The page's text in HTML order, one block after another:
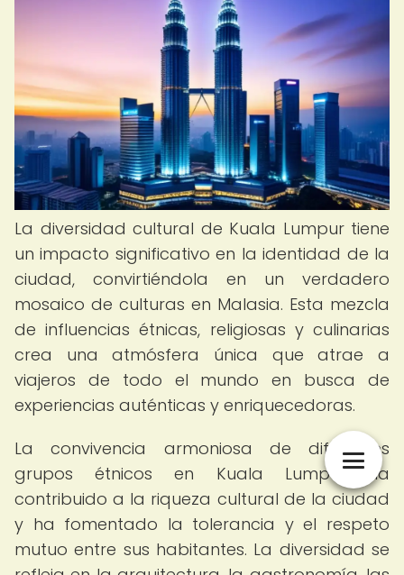
La diversidad cultural de Kuala Lumpur tiene
un impacto significativo en la identidad de la
ciudad, convirtiéndola en un verdadero
mosaico de culturas en Malasia. Esta mezcla
de influencias étnicas, religiosas y culinarias
crea una atmósfera única que atrae a
viajeros de todo el mundo en busca de
experiencias auténticas y enriquecedoras.
La convivencia armoniosa de diferentes
grupos étnicos en Kuala Lumpur ha
contribuido a la riqueza cultural de la ciudad
y ha fomentado la tolerancia y el respeto
mutuo entre sus habitantes. La diversidad se